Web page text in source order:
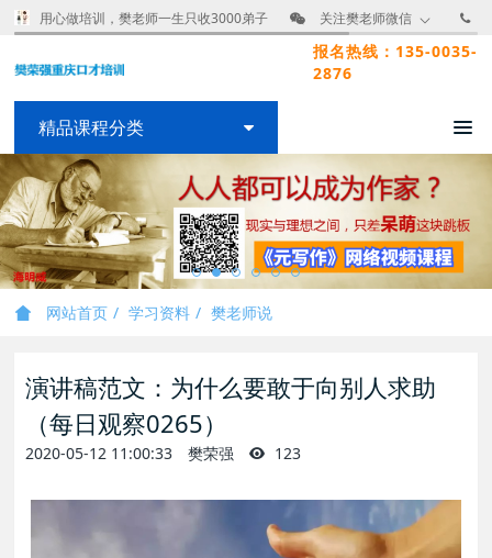
用心做培训，樊老师一生只收3000弟子 关注樊老师微信
报名热线：135-0035-
2876
精品课程分类
网站首页 学习资料 樊老师说
演讲稿范文：为什么要敢于向别人求助
（每日观察0265）
2020-05-12 11:00:33 樊荣强 123